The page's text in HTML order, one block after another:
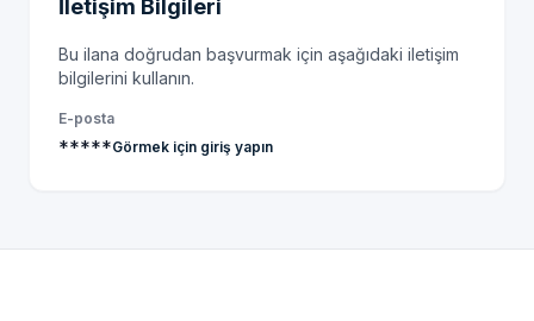
İletişim Bilgileri
Bu ilana doğrudan başvurmak için aşağıdaki iletişim
bilgilerini kullanın.
E-posta
*****Görmek için giriş yapın